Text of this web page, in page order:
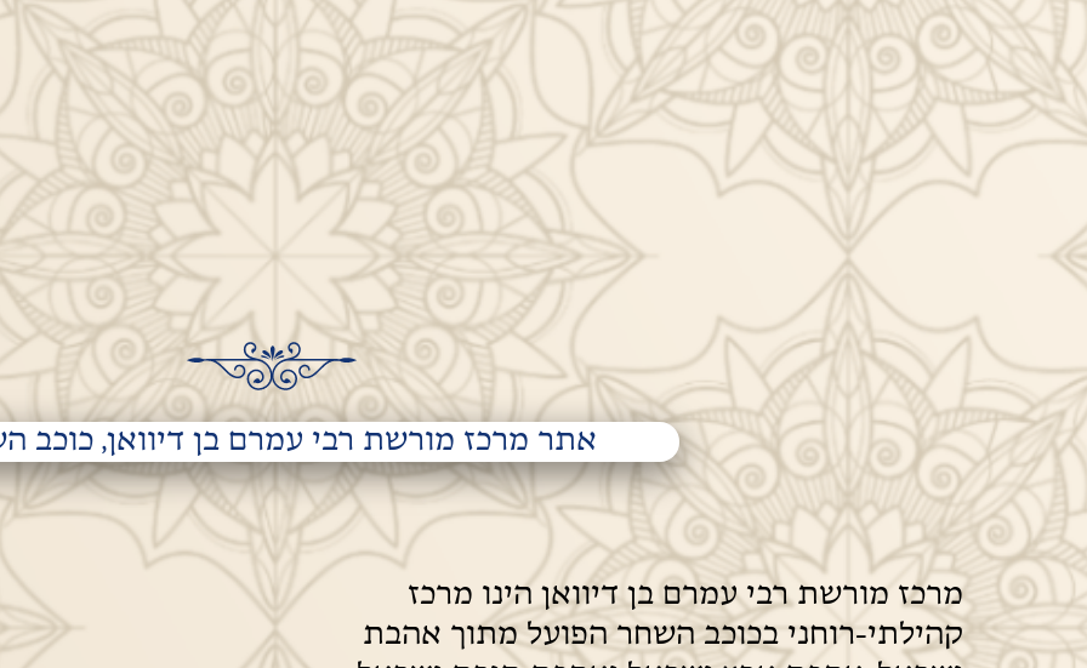
אתר מרכז מורשת רבי עמרם בן דיוואן, כוכב
מרכז מורשת רבי עמרם בן דיוואן הינו מרכז
קהילתי-רוחני בכוכב השחר הפועל מתוך אהבת